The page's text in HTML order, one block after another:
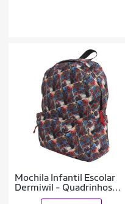
Mochila Infantil Escolar
Dermiwil - Quadrinhos
Deadpool